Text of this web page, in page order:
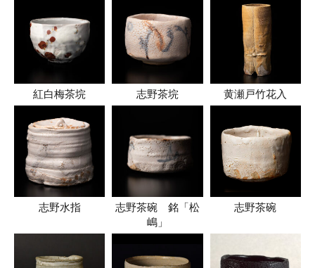
紅白梅茶垸 志野茶垸 黄瀬戸竹花入
志野水指
志野茶碗 銘「松
嶋」
志野茶碗